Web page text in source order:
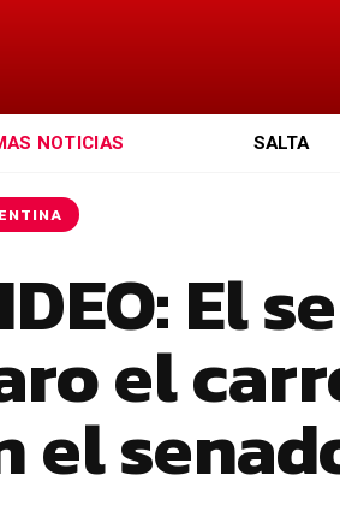
NOTICIAS SALTA
El
el
el